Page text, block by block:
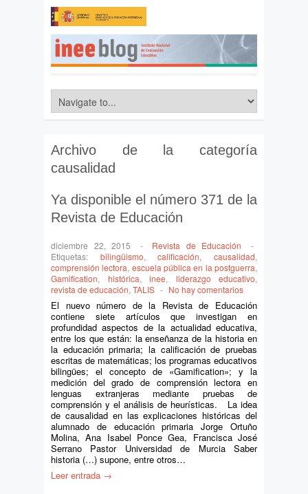
Archivo de la categoría
causalidad
Ya disponible el número 371 de la
Revista de Educación
diciembre 22, 2015 - Revista de Educación
-
Etiquetas: bilingüismo,calificación,causalidad,
comprensión lectora, escuela pública en la postguerra,
Gamification, histórica, inee, liderazgo educativo,
revista de educación, TALIS - No hay comentarios
El nuevo número de la Revista de Educación
contiene siete artículos que investigan en
profundidad aspectos de la actualidad educativa,
entre los que están: la enseñanza de la historia en
la educación primaria; la calificación de pruebas
escritas de matemáticas; los programas educativos
bilingües; el concepto de «Gamification»; y la
medición del grado de comprensión lectora en
lenguas extranjeras mediante pruebas de
comprensión y el análisis de heurísticas. La idea
de causalidad en las explicaciones históricas del
alumnado de educación primaria Jorge Ortuño
Molina, Ana Isabel Ponce Gea, Francisca José
Serrano Pastor Universidad de Murcia Saber
historia (…) supone, entre otros…
Leer entrada →